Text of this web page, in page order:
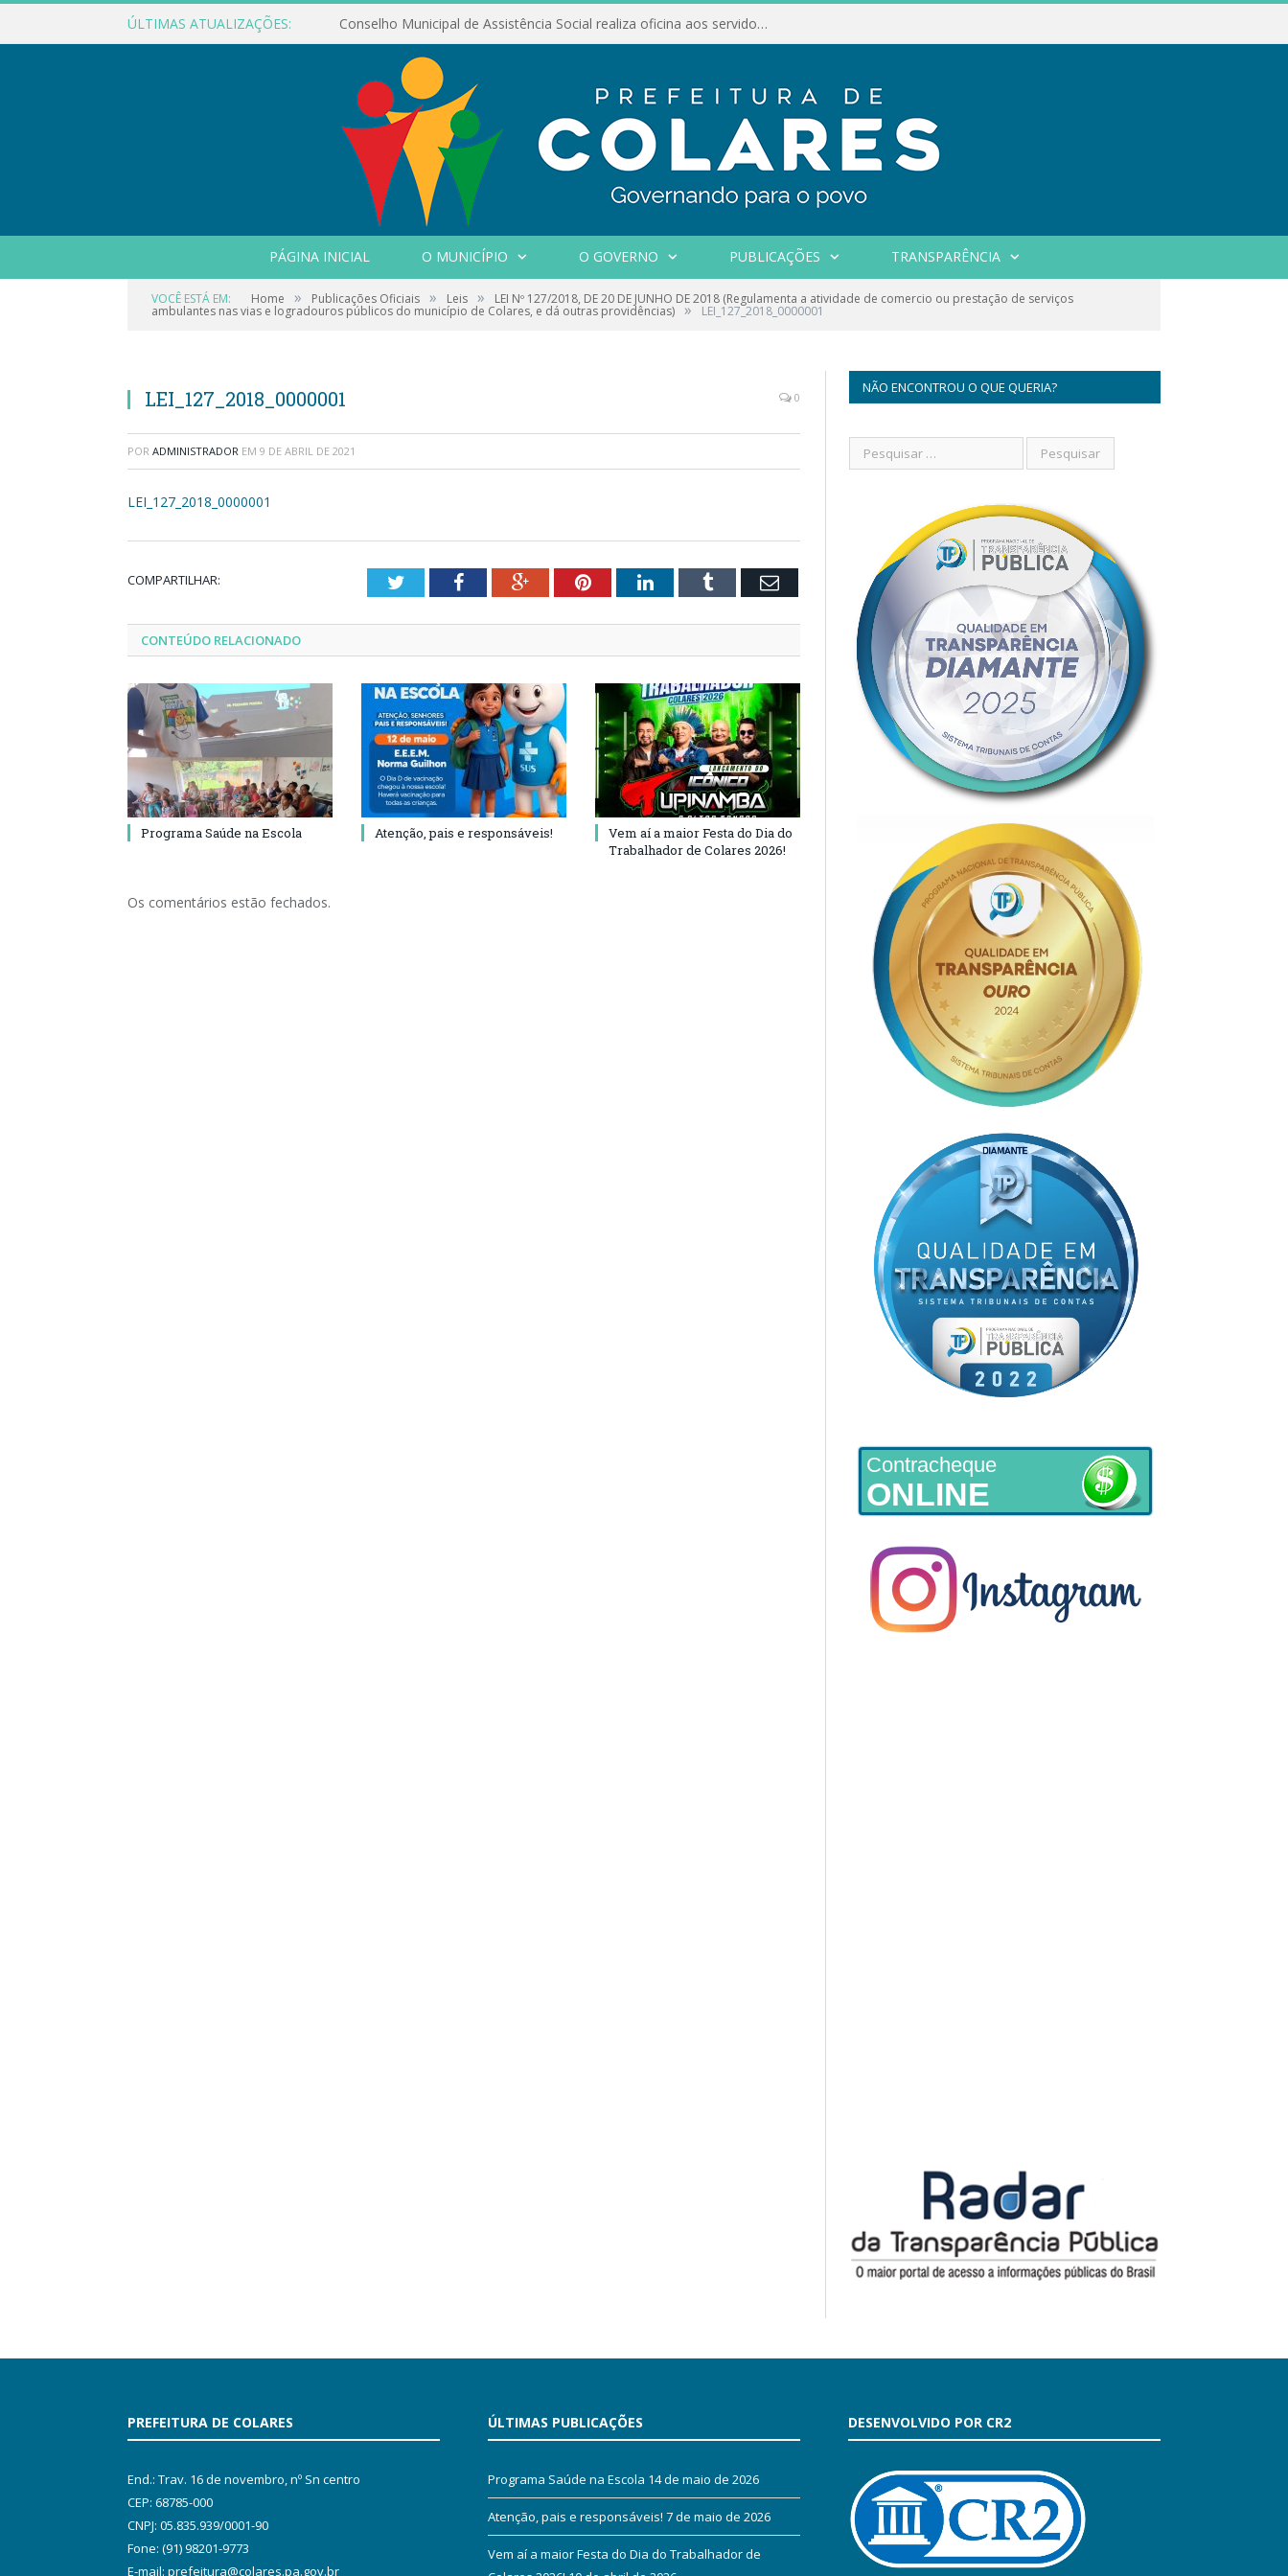
ÚLTIMAS ATUALIZAÇÕES: Conselho Municipal de Assistência Social realiza oficina aos servidores
PÁGINA INICIAL O MUNICÍPIO O GOVERNO PUBLICAÇÕES TRANSPARÊNCIA
VOCÊ ESTÁ EM: Home » Publicações Oficiais » Leis » LEI Nº 127/2018, DE 20 DE JUNHO DE 2018 (Regulamenta a atividade de comercio ou prestação de serviços
ambulantes nas vias e logradouros públicos do município de Colares, e dá outras providências) » LEI_127_2018_0000001
LEI_127_2018_0000001 0
POR ADMINISTRADOR EM 9 DE ABRIL DE 2021
LEI_127_2018_0000001
COMPARTILHAR: TwitterFacebookGoogle+PinterestLinkedInTumblr Email
CONTEÚDO RELACIONADO
Programa Saúde na Escola Atenção, pais e responsáveis!
Vem aí a maior Festa do Dia do
Trabalhador de Colares 2026!
Os comentários estão fechados.
NÃO ENCONTROU O QUE QUERIA?
Contracheque
ONLINE
PREFEITURA DE COLARES
End.: Trav. 16 de novembro, nº Sn centro
CEP: 68785-000
CNPJ: 05.835.939/0001-90
Fone: (91) 98201-9773
E-mail: prefeitura@colares.pa.gov.br
ÚLTIMAS PUBLICAÇÕES
Programa Saúde na Escola 14 de maio de 2026
Atenção, pais e responsáveis! 7 de maio de 2026
Vem aí a maior Festa do Dia do Trabalhador de
DESENVOLVIDO POR CR2